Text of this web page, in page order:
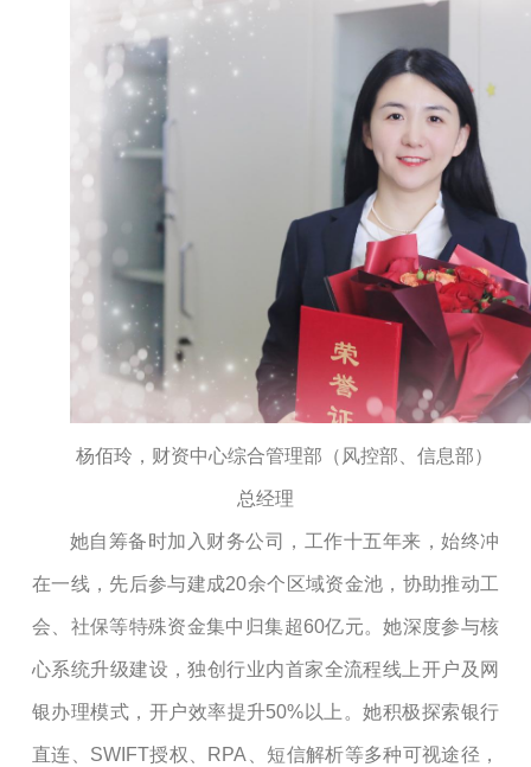
杨佰玲，财资中心综合管理部（风控部、信息部）
总经理
她自筹备时加入财务公司，工作十五年来，始终冲
在一线，先后参与建成20余个区域资金池，协助推动工
会、社保等特殊资金集中归集超60亿元。她深度参与核
心系统升级建设，独创行业内首家全流程线上开户及网
银办理模式，开户效率提升50%以上。她积极探索银行
直连、SWIFT授权、RPA、短信解析等多种可视途径，